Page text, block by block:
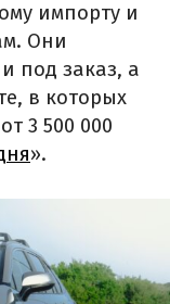
импорту и
Они
под заказ, а
в которых
3 500 000
».